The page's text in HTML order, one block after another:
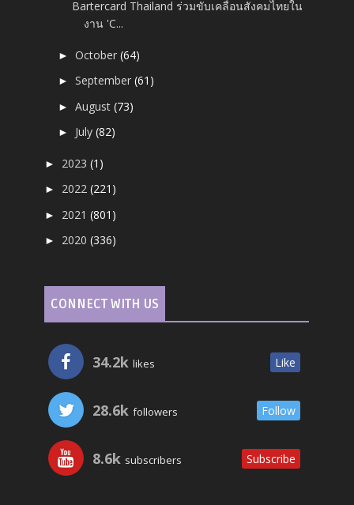
Bartercard Thailand ร่วมขับเคลื่อนสังคมไทยใน
งาน 'C...
►October(64)
►September(61)
►August(73)
► July(82)
► 2023(1)
► 2022(221)
► 2021(801)
► 2020(336)
CONNECT WITH US
34.2k likes Like
28.6k followers Follow
8.6k subscribers Subscribe